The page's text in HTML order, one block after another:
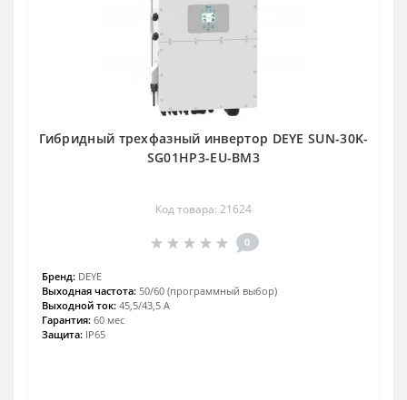
Гибридный трехфазный инвертор DEYE SUN-30K-
SG01HP3-EU-BM3
Код товара: 21624
0
Бренд: DEYE
Выходная частота: 50/60 (программный выбор)
Выходной ток: 45,5/43,5 А
Гарантия: 60 мес
Защита: IP65